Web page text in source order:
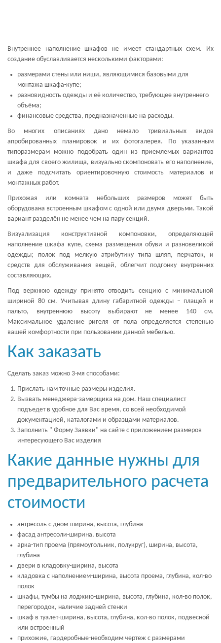
Внутреннее наполнение шкафов не имеет стандартных схем. Их
создание обуславливается несколькими факторами:
размерами стены или ниши, являющимися базовыми для
монтажа шкафа-купе;
разновидность одежды и её количество, требующее внутреннего
объёма;
финансовые средства, предназначенные на расходы.
Во многих описаниях дано немало тривиальных видов
апробированных планировок и их фотогалерея. По указанным
типоразмерам можно подобрать один из приемлемых вариантов
шкафа для своего жилища, визуально скомпоновать его наполнение,
и даже подсчитать ориентировочную стоимость материалов и
монтажных работ.
Прихожая или комната небольших размеров может быть
оборудована встроенным шкафом с одной или двумя дверьми. Такой
вариант разделён не менее чем на пару секций.
Визуализация конструктивной компоновки, определяющей
наполнение шкафа купе, схема размещения обуви и разновеликой
одежды; полок под мелкую атрибутику типа шляп, перчаток, и
средств для обслуживания вещей, облегчит подгонку внутренних
составляющих.
Под верхнюю одежду принято отводить секцию с минимальной
шириной 80 см. Учитывая длину габаритной одежды – плащей и
пальто, внутреннюю высоту выбирают не менее 140 см.
Максимальное удаление ригеля от пола определяется степенью
вашей комфортности при пользовании данной мебелью.
Как заказать
Сделать заказ можно 3-мя способами:
Прислать нам точные размеры изделия.
Вызвать менеджера-замерщика на дом. Наш специалист
подъедет в удобное для Вас время, со всей необходимой
документацией, каталогами и образцами материалов.
Заполнить " Форму Заявки" на сайте с приложением размеров
интересующего Вас изделия
Какие данные нужны для
предварительного расчета
стоимости
антресоль с дном-ширина, высота, глубина
фасад антресоли-ширина, высота
арка-тип проема (прямоугольник, полукруг), ширина, высота,
глубина
двери в кладовку-ширина, высота
кладовка с наполнением-ширина, высота проема, глубина, кол-во
полок
шкафы, тумбы на лоджию-ширина, высота, глубина, кол-во полок,
перегородок, наличие задней стенки
шкаф в туалет-ширина, высота, глубина, кол-во полок, подвесной
или встроенный
прихожие, гардеробные-необходим чертеж с размерами